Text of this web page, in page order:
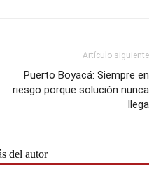
Artículo siguiente
Puerto Boyacá: Siempre en
riesgo porque solución nunca
llega
del autor